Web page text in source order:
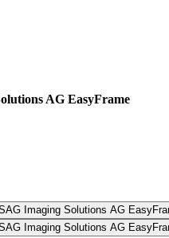
AG EasyFrame